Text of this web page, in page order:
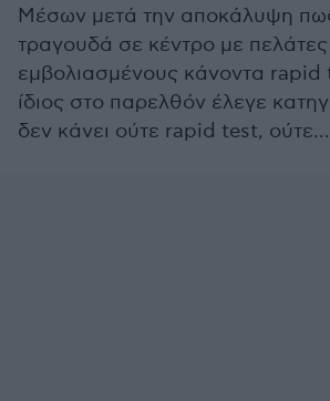
Μέσων μετά την αποκάλυψη
τραγουδά σε κέντρο με πελάτες
εμβολιασμένους κάνοντα rapid
ίδιος στο παρελθόν έλεγε
δεν κάνει ούτε rapid test,